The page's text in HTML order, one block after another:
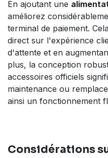
En ajoutant une
améliorez
terminal de paiement.
direct sur l'expérience
d'attente et en
plus, la conception
accessoires officiels
maintenance ou
ainsi un fonctionnement
Considérations